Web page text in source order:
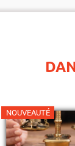
NOUVEAUTÉ